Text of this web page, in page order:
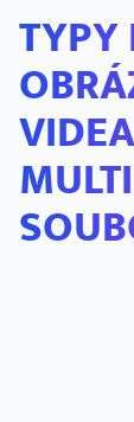
TYPY